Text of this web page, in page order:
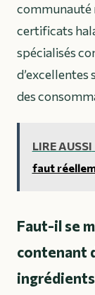
communauté
certificats
spécialisés
d’excellentes
des
LIRE AUSSI
faut
Faut-il se
contenant
ingrédients